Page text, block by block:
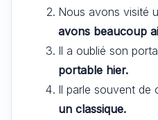
Nous avons visité
avons beaucoup
Il a oublié son
portable hier.
Il parle souvent de
un classique.